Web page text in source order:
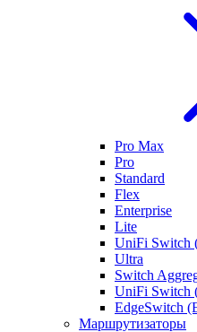
Pro Max
Pro
Standard
Flex
Enterprise
Lite
UniFi Switch
Ultra
Switch
UniFi Switch
EdgeSwitch
Маршрутизаторы